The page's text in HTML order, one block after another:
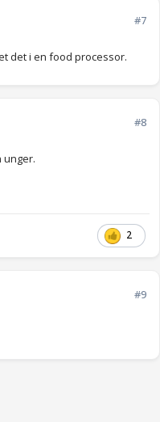
#7
det i en food processor.
#8
unger.
2
#9